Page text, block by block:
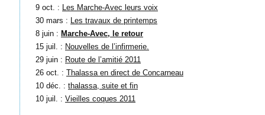
9 oct. : Les Marche-Avec leurs voix
30 mars : Les travaux de printemps
8 juin : Marche-Avec, le retour
15 juil. : Nouvelles de l’infirmerie.
29 juin : Route de l’amitié 2011
26 oct. : Thalassa en direct de Concarneau
10 déc. : thalassa, suite et fin
10 juil. : Vieilles coques 2011